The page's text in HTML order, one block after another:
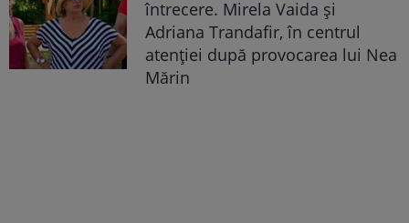
întrecere. Mirela Vaida și
Adriana Trandafir, în centrul
atenției după provocarea lui Nea
Mărin